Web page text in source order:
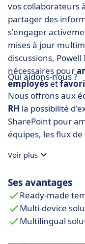
vos collaborateurs
partager des
s'engager
mises à jour
discussions,
nécessaires pour
employéset
Qui aidons-nous ?
Nous offrons aux
RH la possibilité
SharePoint pour
équipes, les flux
Voir plus
Ses avantages
Ready-made
Multi-device
Multilingual